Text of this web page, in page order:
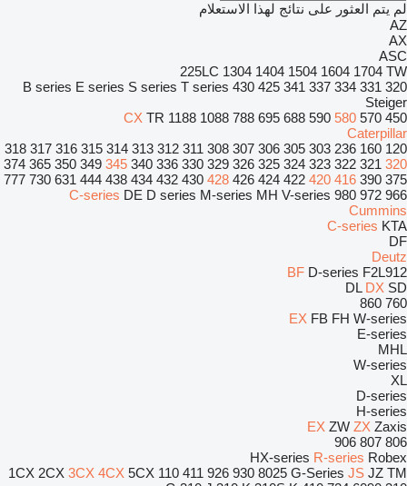
لم يتم العثور على نتائج لهذا الاستعلام
AZ
AX
ASC
225LC 1304 1404 1504 1604 1704 TW
320
331
334
337
341
425
430
B series E series S series T series
Steiger
450
570
580
590
688
695
788
1088
1188
CX TR
Caterpillar
120
160
236
303
305
306
307
308
311
312
313
314
315
316
317
318
320
321
322
323
324
325
326
329
330
336
340
345
349
350
365
374
375
390
416
420
422
424
426
428
430
432
434
438
444
631
730
777
966
972
980
C-series DE D series M-series MH V-series
Cummins
C-series KTA
DF
Deutz
BF D-series F2L912
DL DX SD
760
860
EX FB FH W-series
E-series
MHL
W-series
XL
D-series
H-series
EX ZW ZX Zaxis
806
807
906
HX-series R-series Robex
1CX 2CX 3CX 4CX 5CX 110 411 926 930 8025 G-Series JS JZ TM